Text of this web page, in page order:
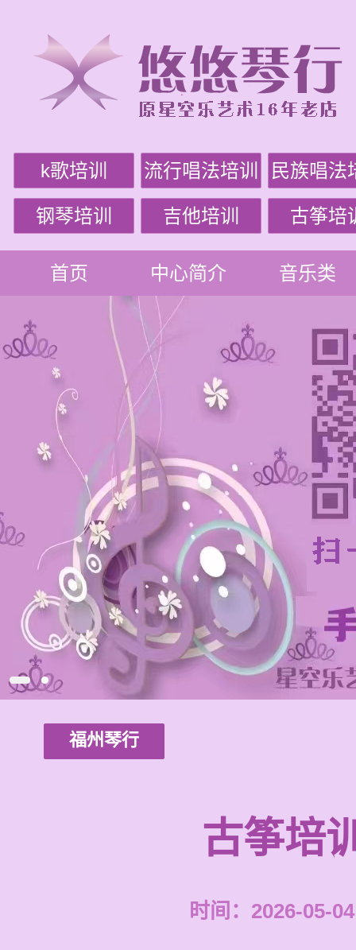
k歌培训 流行唱法培训 民族唱法
钢琴培训 吉他培训 古筝培
首页 中心简介 音乐类
福州琴行
古筝培
时间：2026-05-